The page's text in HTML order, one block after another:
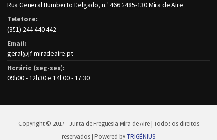
Rua General Humberto Delgado, n.º 466 2485-130 Mira de Aire
Telefone:
(351) 244 440 442
Email:
geral@jf-miradeaire.pt
Horário (seg-sex):
09h00 - 12h30 e 14h00 - 17:30
Copyright © 2017 - Junta de Freguesia Mira de Aire | Todos os direitos
reservados | Powered byTRIGÉNIUS